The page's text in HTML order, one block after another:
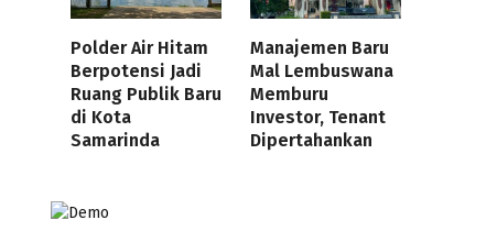
Polder Air Hitam
Berpotensi Jadi
Ruang Publik Baru
di Kota
Samarinda
Manajemen Baru
Mal Lembuswana
Memburu
Investor, Tenant
Dipertahankan